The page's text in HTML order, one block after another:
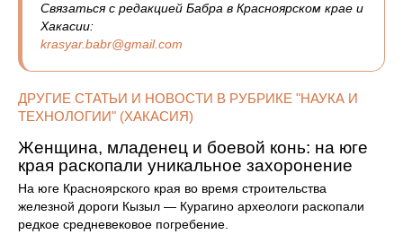
Связаться с редакцией Бабра в Красноярском крае и
Хакасии:
krasyar.babr@gmail.com
ДРУГИЕ СТАТЬИ И НОВОСТИ В РУБРИКЕ "НАУКА И
ТЕХНОЛОГИИ" (ХАКАСИЯ)
Женщина, младенец и боевой конь: на юге
края раскопали уникальное захоронение
На юге Красноярского края во время строительства
железной дороги Кызыл — Курагино археологи раскопали
редкое средневековое погребение.